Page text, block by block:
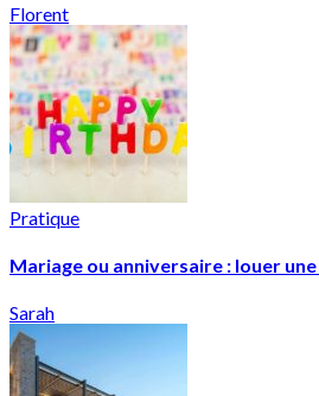
Florent
Pratique
Mariage ou anniversaire : louer
Sarah